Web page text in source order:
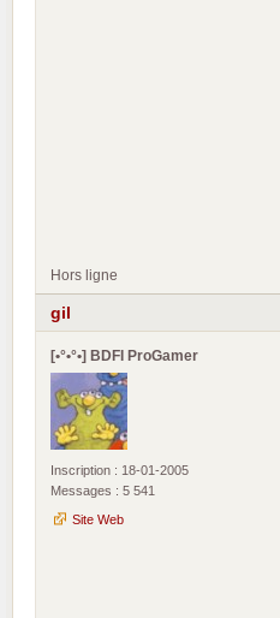
Hors ligne
gil
[•°•°•] BDFI ProGamer
Inscription : 18-01-2005
Messages : 5 541
Site Web